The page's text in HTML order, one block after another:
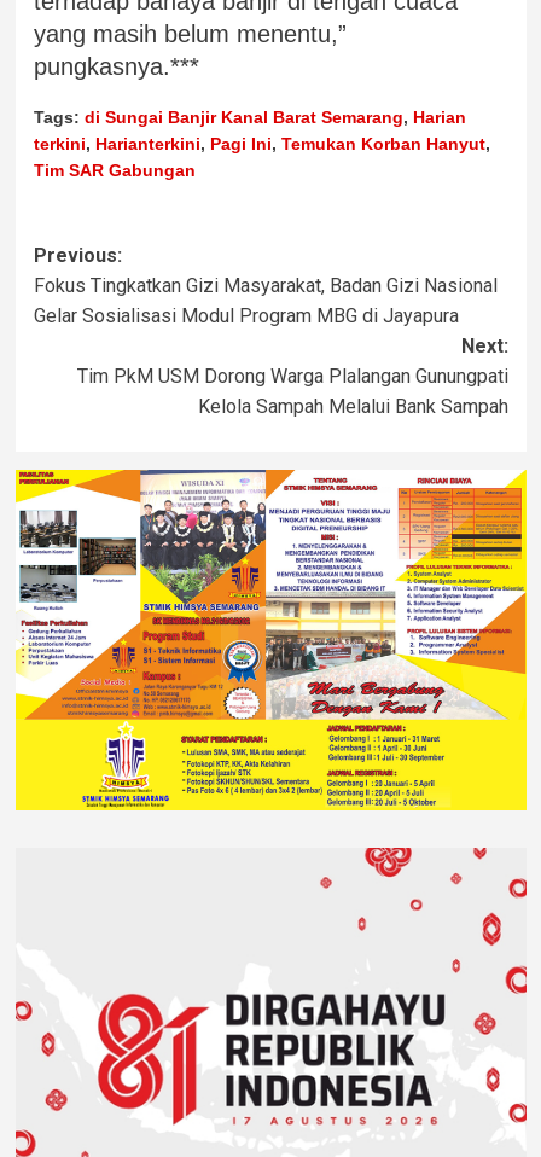
yang masih belum menentu,”
pungkasnya.***
Tags: di Sungai Banjir Kanal Barat Semarang, Harian
terkini, Harianterkini, Pagi Ini, Temukan Korban Hanyut,
Tim SAR Gabungan
Previous:
Fokus Tingkatkan Gizi Masyarakat, Badan Gizi Nasional
Gelar Sosialisasi Modul Program MBG di Jayapura
Next:
Tim PkM USM Dorong Warga Plalangan Gunungpati
Kelola Sampah Melalui Bank Sampah